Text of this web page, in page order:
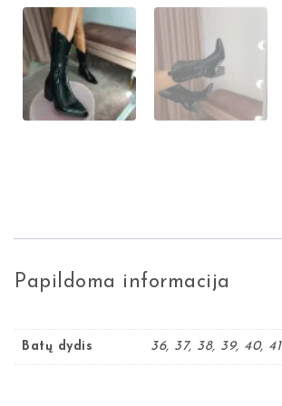
Papildoma informacija
Batų dydis 36, 37, 38, 39, 40, 41